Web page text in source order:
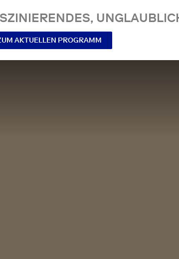
AKTUELLEN PROGRAMM